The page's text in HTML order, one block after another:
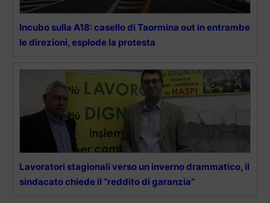
Incubo sulla A18: casello di Taormina out in entrambe
le direzioni, esplode la protesta
Lavoratori stagionali verso un inverno drammatico, il
sindacato chiede il “reddito di garanzia”